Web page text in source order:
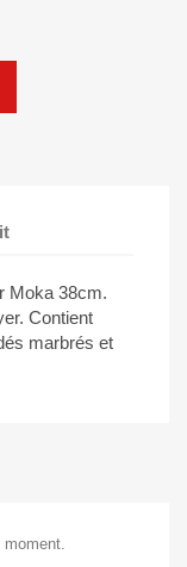
Moka 38cm.
Contient
marbrés et
moment.